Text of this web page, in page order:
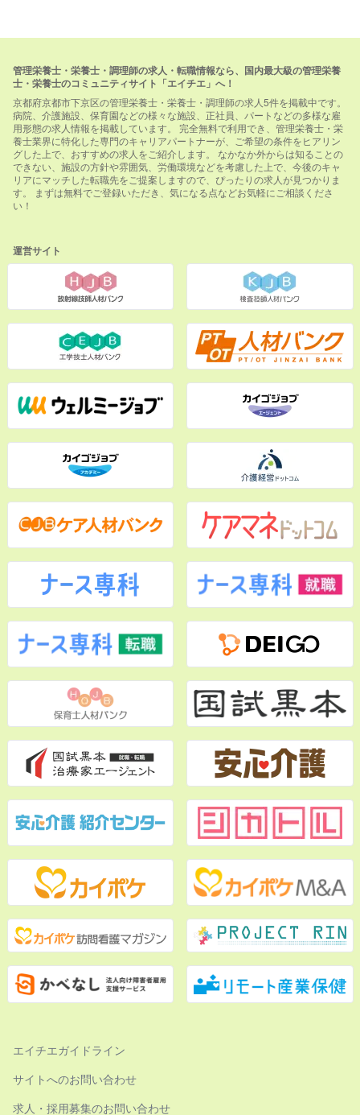
管理栄養士・栄養士・調理師の求人・転職情報なら、国内最大級の管理栄養
士・栄養士のコミュニティサイト「エイチエ」へ！
京都府京都市下京区の管理栄養士・栄養士・調理師の求人5件を掲載中です。
病院、介護施設、保育園などの様々な施設、正社員、パートなどの多様な雇
用形態の求人情報を掲載しています。 完全無料で利用でき、管理栄養士・栄
養士業界に特化した専門のキャリアパートナーが、ご希望の条件をヒアリン
グした上で、おすすめの求人をご紹介します。 なかなか外からは知ることの
できない、施設の方針や雰囲気、労働環境などを考慮した上で、今後のキャ
リアにマッチした転職先をご提案しますので、ぴったりの求人が見つかりま
す。 まずは無料でご登録いただき、気になる点などお気軽にご相談くださ
い！
運営サイト
エイチエガイドライン
サイトへのお問い合わせ
求人・採用募集のお問い合わせ